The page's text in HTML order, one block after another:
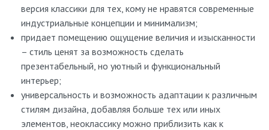
версия классики для тех, кому не нравятся современные
индустриальные концепции и минимализм;
придает помещению ощущение величия и изысканности
– стиль ценят за возможность сделать
презентабельный, но уютный и функциональный
интерьер;
универсальность и возможность адаптации к различным
стилям дизайна, добавляя больше тех или иных
элементов, неоклассику можно приблизить как к